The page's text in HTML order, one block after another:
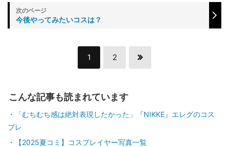
今後やってみたいコスは？
1 2
こんな記事も読まれています
「むちむち感は絶対表現したかった」『NIKKE』エレグのコス
プレ
【2025夏コミ】コスプレイヤー写真一覧